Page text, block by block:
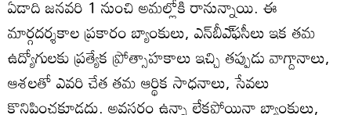
ఏడాది జనవరి 1 నుంచి అమల్లోకి రానున్నాయి. ఈ
మార్గదర్శకాల ప్రకారం బ్యాంకులు, ఎన్‌బీఎ్‌ఫసీలు ఇక తమ
ఉద్యోగులకు ప్రత్యేక ప్రోత్సాహకాలు ఇచ్చి తప్పుడు వాగ్దానాలు,
ఆశలతో ఎవరి చేత తమ ఆర్థిక సాధనాలు, సేవలు
కొనిపించకూడదు. అవసరం ఉన్నా లేకపోయినా బ్యాంకులు,